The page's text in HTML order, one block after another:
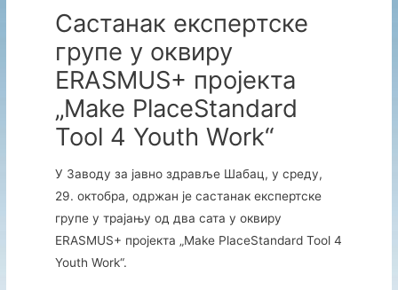
Састанак експертске
групе у оквиру
ERASMUS+ пројекта
„Make PlaceStandard
Tool 4 Youth Work“
У Заводу за јавно здравље Шабац, у среду,
29. октобра, одржан је састанак експертске
групе у трајању од два сата у оквиру
ERASMUS+ пројекта „Make PlaceStandard Tool 4
Youth Work“.